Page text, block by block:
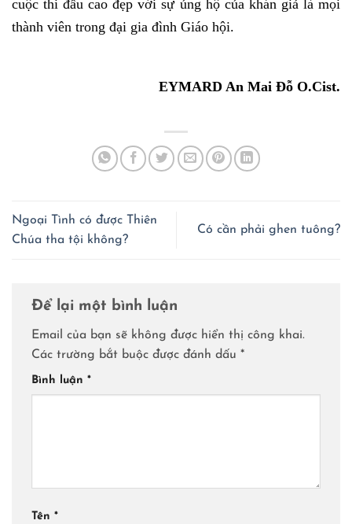
cuộc thi đấu cao đẹp với sự ủng hộ của khán giả là mọi
thành viên trong đại gia đình Giáo hội.
EYMARD An Mai Đỗ O.Cist.
Ngoại Tình có được Thiên
Chúa tha tội không?
Có cần phải ghen tuông?
Để lại một bình luận
Email của bạn sẽ không được hiển thị công khai.
Các trường bắt buộc được đánh dấu *
Bình luận *
Tên *